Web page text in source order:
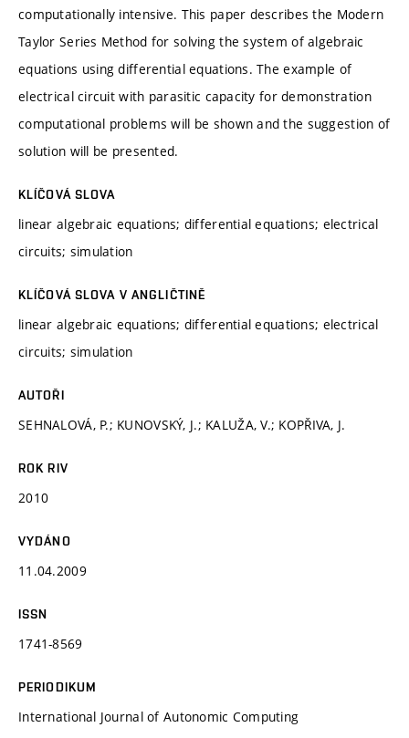
computationally intensive. This paper describes the Modern
Taylor Series Method for solving the system of algebraic
equations using differential equations. The example of
electrical circuit with parasitic capacity for demonstration
computational problems will be shown and the suggestion of
solution will be presented.
KLÍČOVÁ SLOVA
linear algebraic equations; differential equations; electrical
circuits; simulation
KLÍČOVÁ SLOVA V ANGLIČTINĚ
linear algebraic equations; differential equations; electrical
circuits; simulation
AUTOŘI
SEHNALOVÁ, P.; KUNOVSKÝ, J.; KALUŽA, V.; KOPŘIVA, J.
ROK RIV
2010
VYDÁNO
11.04.2009
ISSN
1741-8569
PERIODIKUM
International Journal of Autonomic Computing